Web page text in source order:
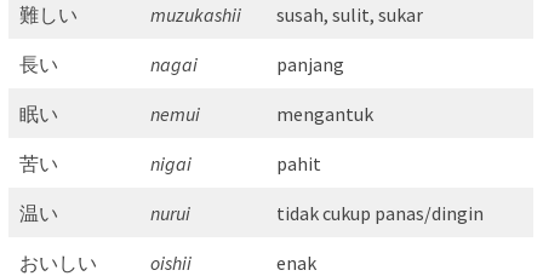
難しい muzukashii susah, sulit, sukar
長い nagai panjang
眠い nemui mengantuk
苦い nigai pahit
温い nurui tidak cukup panas/dingin
おいしい oishii enak